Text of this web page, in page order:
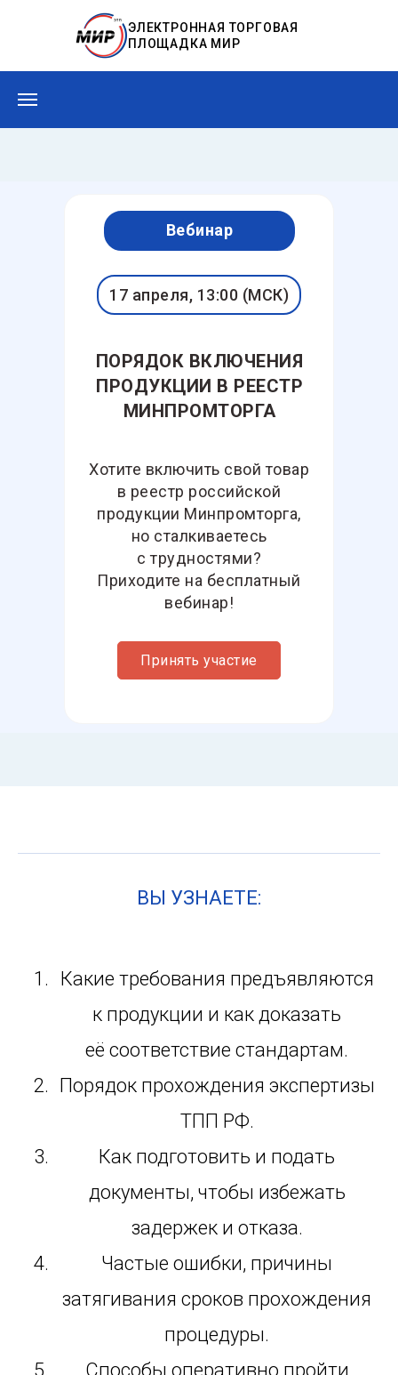
ЭЛЕКТРОННАЯ ТОРГОВАЯ
ПЛОЩАДКА МИР
ПОРЯДОК ВКЛЮЧЕНИЯ
ПРОДУКЦИИ В РЕЕСТР
МИНПРОМТОРГА
Хотите включить свой товар
в реестр российской
продукции Минпромторга,
но сталкиваетесь
с трудностями?
Приходите на бесплатный
вебинар!
Принять участие
Вебинар
17 апреля, 13:00 (МСК)
ВЫ УЗНАЕТЕ:
Какие требования предъявляются
к продукции и как доказать
её соответствие стандартам.
Порядок прохождения экспертизы
ТПП РФ.
Как подготовить и подать
документы, чтобы избежать
задержек и отказа.
Частые ошибки, причины
затягивания сроков прохождения
процедуры.
Способы оперативно пройти